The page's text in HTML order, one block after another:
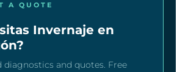
A QUOTE
Invernaje en
diagnostics and quotes. Free